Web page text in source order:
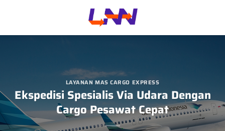
LAYANAN MAS CARGO EXPRESS
Ekspedisi Spesialis Via Udara Dengan
Cargo Pesawat Cepat